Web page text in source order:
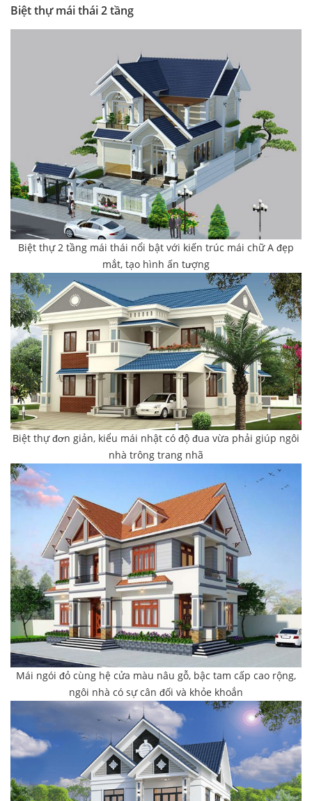
Biệt thự mái thái 2 tầng
Biệt thự 2 tầng mái thái nổi bật với kiến trúc mái chữ A đẹp
mắt, tạo hình ấn tượng
Biệt thự đơn giản, kiểu mái nhật có độ đua vừa phải giúp ngôi
nhà trông trang nhã
Mái ngói đỏ cùng hệ cửa màu nâu gỗ, bậc tam cấp cao rộng,
ngôi nhà có sự cân đối và khỏe khoắn